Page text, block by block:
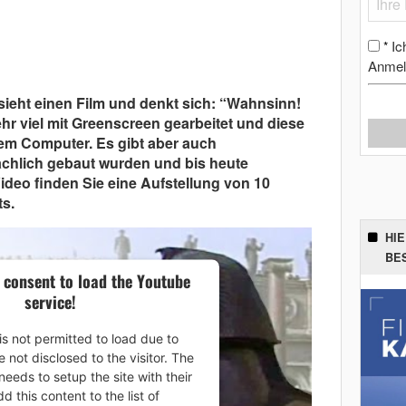
einen Film und denkt sich: “Wahnsinn!
viel mit Greenscreen gearbeitet und diese
Computer. Es gibt aber auch
gebaut wurden und bis heute
finden Sie eine Aufstellung von 10
consent to load the Youtube
service!
not permitted to load due to
not disclosed to the visitor. The
to setup the site with their
this content to the list of
*